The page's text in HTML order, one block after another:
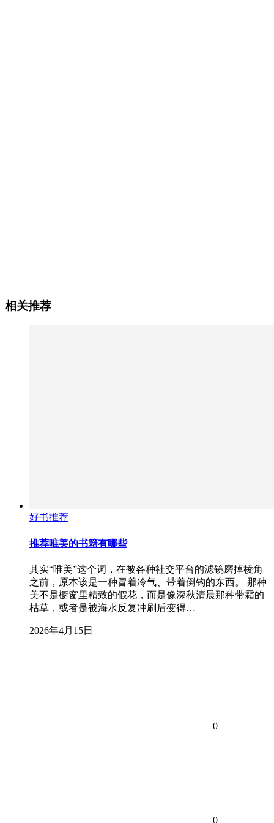
相关推荐
好书推荐
推荐唯美的书籍有哪些
其实“唯美”这个词，在被各种社交平台的滤镜磨掉棱角
之前，原本该是一种冒着冷气、带着倒钩的东西。 那种
美不是橱窗里精致的假花，而是像深秋清晨那种带霜的
枯草，或者是被海水反复冲刷后变得…
2026年4月15日
0
0